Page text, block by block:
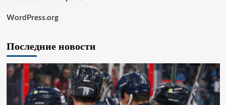
WordPress.org
Последние новости